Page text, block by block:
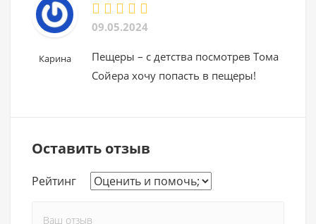
Карина
09.05.2024
Пещеры – с детства посмотрев Тома
Сойера хочу попасть в пещеры!
Оставить отзыв
Рейтинг